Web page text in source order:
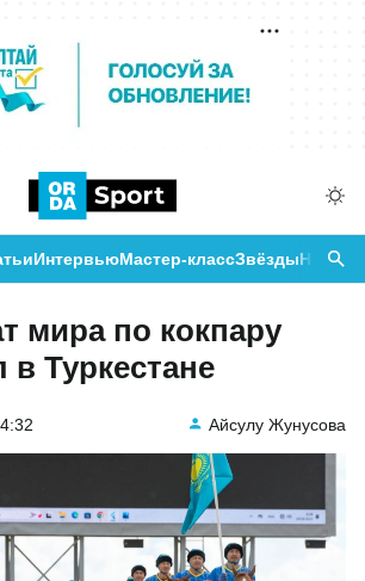
ИнтервьюМастер-классЗвёзды
мира по кокпару
в Туркестане
Айсулу Жунусова